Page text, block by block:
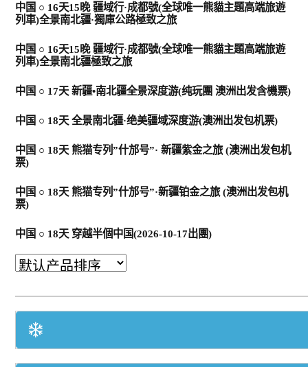
跟團遊(中國）
三峡遊輪
郵輪 (中國）
中国 ○ 16天15晚 疆域行·成都號(全球唯一熊貓主題高端旅遊
列車)全景南北疆·獨庫公路極致之旅
中国 ○ 16天15晚 疆域行·成都號(全球唯一熊貓主題高端旅遊
列車)全景南北疆極致之旅
中国 ○ 17天 新疆•南北疆全景深度游(纯玩團 澳洲出发含機票)
中国 ○ 18天 全景南北疆·绝美疆域深度游(澳洲出发包机票)
中国 ○ 18天 熊猫专列”什邡号”· 新疆紫金之旅 (澳洲出发包机
票)
中国 ○ 18天 熊猫专列”什邡号”·新疆铂金之旅 (澳洲出发包机
票)
中国 ○ 18天 穿越半個中国(2026-10-17出團)